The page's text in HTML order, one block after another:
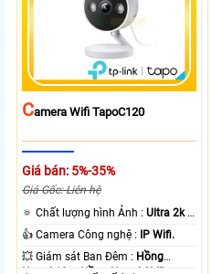
CAmera Wifi TapoC120
Giá bán: 5%-35%
Giá Gốc: Liên hệ
🔅 Chất lượng hình Ảnh :Ultra 2k +
.
👍 Camera Công nghệ :
IP Wifi.
💥 Giám sát Ban Đêm : Hồng